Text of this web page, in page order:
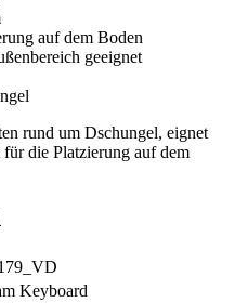
auf dem Boden
geeignet
rund um Dschungel, eignet
die Platzierung auf dem
Keyboard